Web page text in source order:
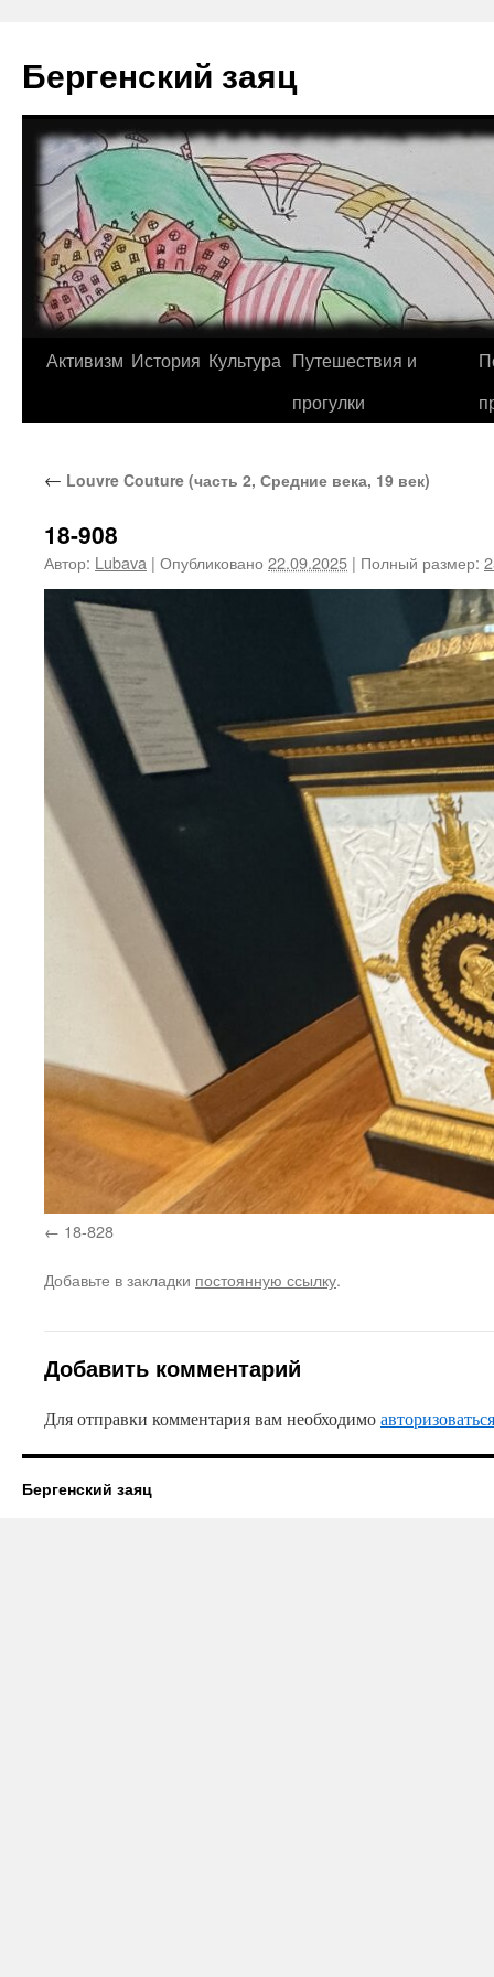
содержимому
Бергенский заяц
Активизм История Культура Путешествия и
прогулки
← Louvre Couture (часть 2, Средние века, 19 век)
18-908
Автор: Lubava | Опубликовано 22.09.2025 | Полный размер:
18-828
Добавьте в закладки постоянную ссылку.
Добавить комментарий
Для отправки комментария вам необходимоавторизоваться
Бергенский заяц